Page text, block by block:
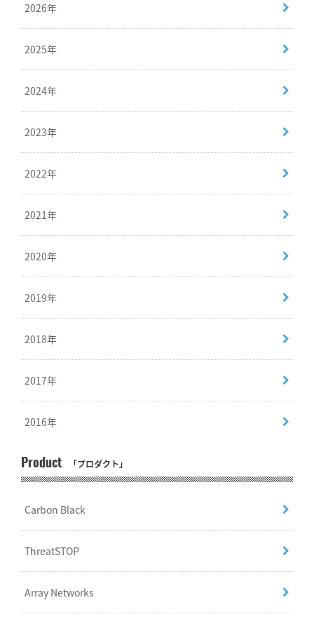
2026年
2025年
2024年
2023年
2022年
2021年
2020年
2019年
2018年
2017年
2016年
Product 「プロダクト」
Carbon Black
ThreatSTOP
Array Networks